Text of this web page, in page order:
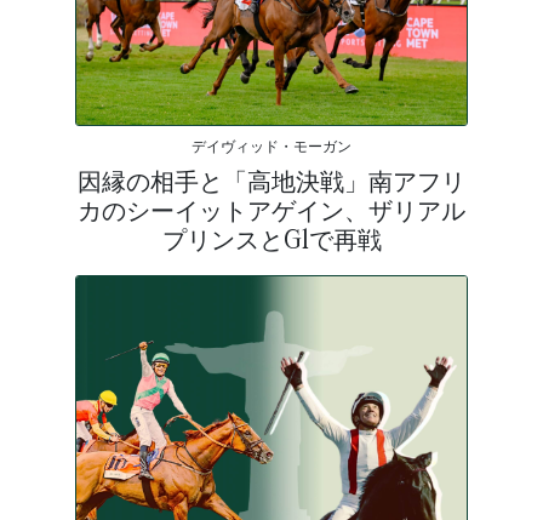
デイヴィッド・モーガン
因縁の相手と「高地決戦」南アフリ
カのシーイットアゲイン、ザリアル
プリンスとG1で再戦